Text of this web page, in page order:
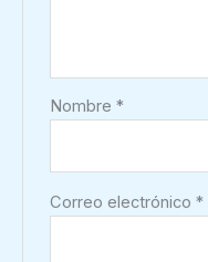
Nombre*
Correo electrónico*